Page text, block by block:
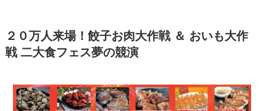
２０万人来場！餃子お肉大作戦 ＆ おいも大作
戦 二大食フェス夢の競演